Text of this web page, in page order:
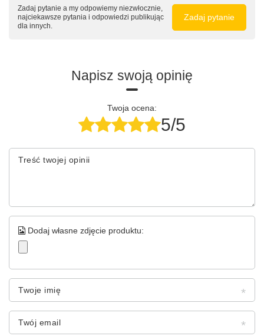
Zadaj pytanie a my odpowiemy niezwłocznie,
najciekawsze pytania i odpowiedzi publikując
dla innych.
Zadaj pytanie
Napisz swoją opinię
Twoja ocena:
5/5
Treść twojej opinii
Dodaj własne zdjęcie produktu:
Twoje imię
Twój email